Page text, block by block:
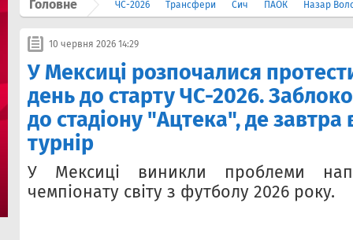
Головне ЧС-2026 Трансфери Сич ПАОК Назар
10 червня 2026 14:29
У Мексиці розпочалися
день до старту ЧС-2026.
до стадіону "Ацтека", де завтра
турнір
У Мексиці виникли проблеми
чемпіонату світу з футболу 2026 року.